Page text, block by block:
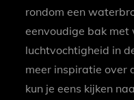
rondom een
eenvoudige bak met
luchtvochtigheid in
meer inspiratie over
kun je eens kijken